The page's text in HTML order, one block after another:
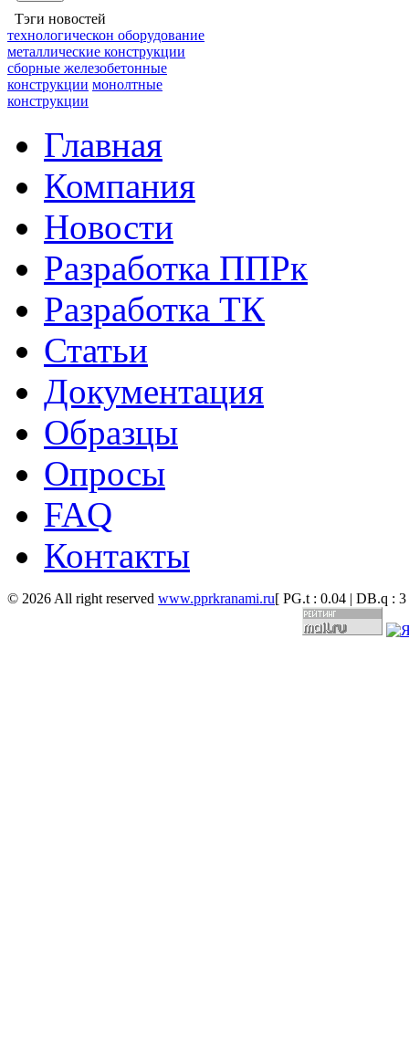
Тэги новостей
технологическон оборудование
металлические конструкции
сборные железобетонные
конструкции монолтные
конструкции
Главная
Компания
Новости
Разработка ППРк
Разработка ТК
Статьи
Документация
Образцы
Опросы
FAQ
Контакты
© 2026 All right reserved www.pprkranami.ru[ PG.t : 0.04 | DB.q :